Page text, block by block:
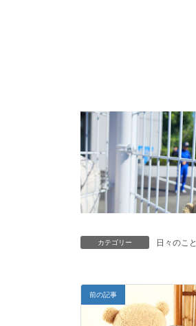
カテゴリー 日々のこと
前の記事